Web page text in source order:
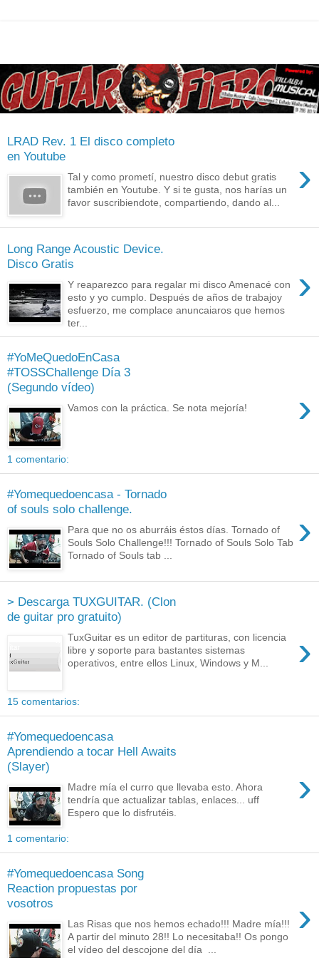
LRAD Rev. 1 El disco completo
en Youtube
›
Tal y como prometí, nuestro disco debut gratis
también en Youtube. Y si te gusta, nos harías un
favor suscribiendote, compartiendo, dando al...
Long Range Acoustic Device.
Disco Gratis
›
Y reaparezco para regalar mi disco Amenacé con
esto y yo cumplo. Después de años de trabajoy
esfuerzo, me complace anuncaiaros que hemos
ter...
#YoMeQuedoEnCasa
#TOSSChallenge Día 3
(Segundo vídeo)
›
Vamos con la práctica. Se nota mejoría!
1 comentario:
#Yomequedoencasa - Tornado
of souls solo challenge.
›
Para que no os aburráis éstos días. Tornado of
Souls Solo Challenge!!! Tornado of Souls Solo Tab
Tornado of Souls tab ...
> Descarga TUXGUITAR. (Clon
de guitar pro gratuito)
›
TuxGuitar es un editor de partituras, con licencia
libre y soporte para bastantes sistemas
operativos, entre ellos Linux, Windows y M...
15 comentarios:
#Yomequedoencasa
Aprendiendo a tocar Hell Awaits
(Slayer)
›
Madre mía el curro que llevaba esto. Ahora
tendría que actualizar tablas, enlaces... uff
Espero que lo disfrutéis.
1 comentario:
#Yomequedoencasa Song
Reaction propuestas por
vosotros
›
Las Risas que nos hemos echado!!! Madre mía!!!
A partir del minuto 28!! Lo necesitaba!! Os pongo
el vídeo del descojone del día ...